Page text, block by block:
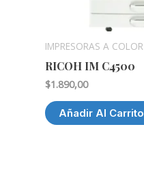
IMPRESORAS A COLOR
RICOH IM C4500
$1.890,00
Añadir Al Carrito